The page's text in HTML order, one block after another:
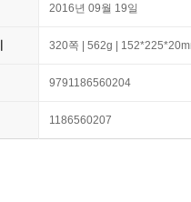
2016년 09월 19일
320쪽 | 562g |
9791186560204
1186560207